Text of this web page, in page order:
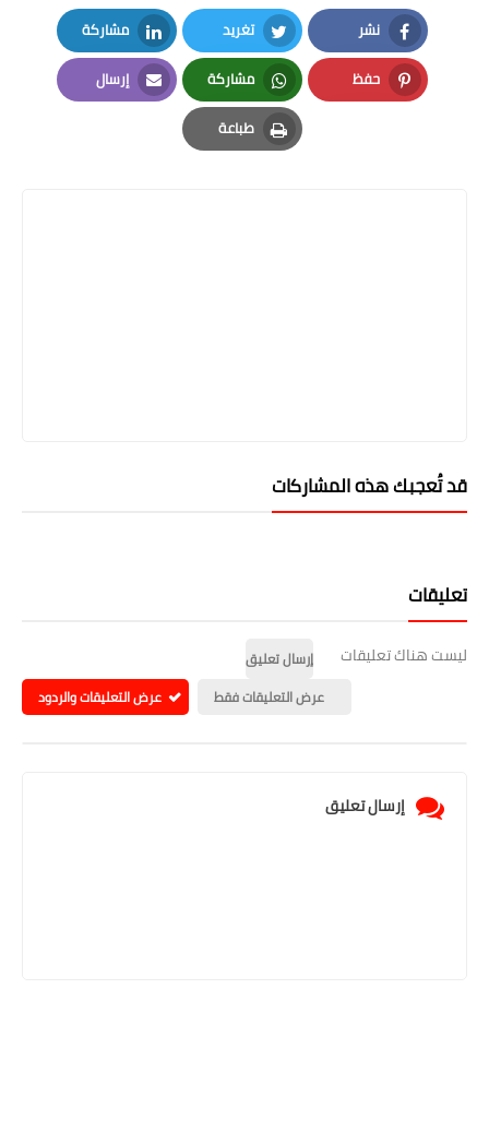
نشر
Facebook
تغريد
Twitter
مشاركة
LinkedIn
حفظ
Pinterest
مشاركة
Whatsapp
إرسال
Email
طباعة
Print
قد تُعجبك هذه المشاركات
تعليقات
ليست هناك تعليقات
إرسال تعليق
عرض التعليقات فقط
عرض التعليقات والردود
إرسال تعليق